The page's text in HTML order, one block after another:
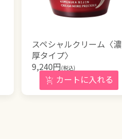
スペシャルクリーム〈濃
厚タイプ〉
9,240円(税込)